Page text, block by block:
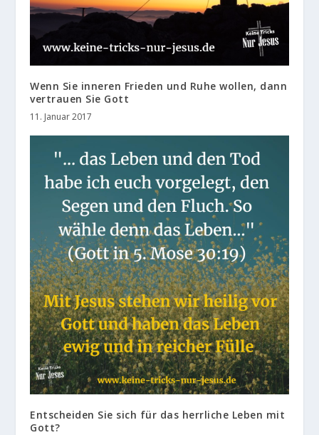
Wenn Sie inneren Frieden und Ruhe wollen, dann
vertrauen Sie Gott
11. Januar 2017
Entscheiden Sie sich für das herrliche Leben mit
Gott?